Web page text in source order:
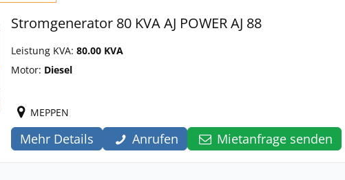
Stromgenerator 80 KVA AJ POWER AJ 88
Leistung KVA: 80.00 KVA
Motor: Diesel
MEPPEN
Mehr Details Anrufen Mietanfrage senden